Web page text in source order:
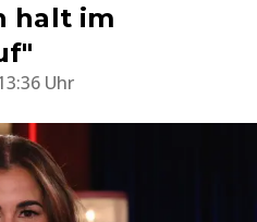
halt im
Uhr